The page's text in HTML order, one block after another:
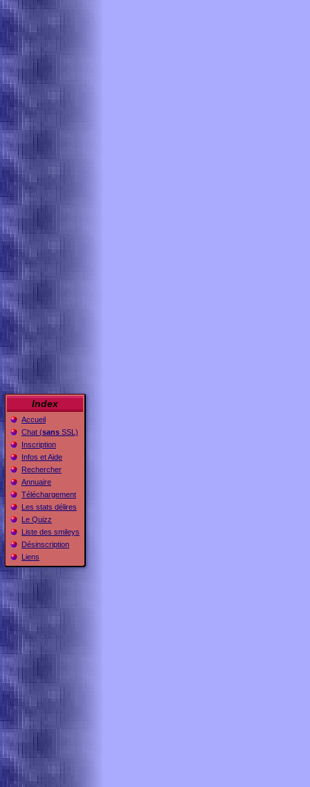
Index
Accueil
Chat (sans SSL)
Inscription
Infos et Aide
Rechercher
Annuaire
Téléchargement
Les stats délires
Le Quizz
Liste des smileys
Désinscription
Liens